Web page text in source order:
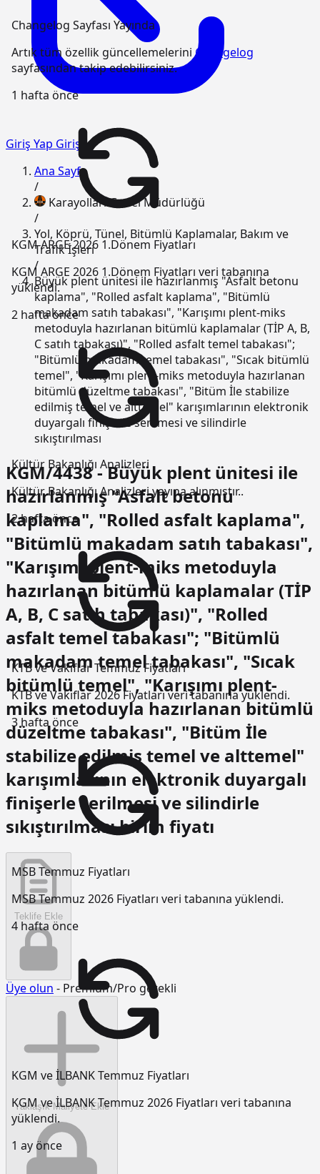
Changelog Sayfası Yayında
Artık tüm özellik güncellemeleriniChangelog
sayfasından takip edebilirsiniz.
1 hafta önce
KGM ARGE 2026 1.Dönem Fiyatları
KGM ARGE 2026 1.Dönem Fiyatları veri tabanına
yüklendi.
2 hafta önce
Kültür Bakanlığı Analizleri
Kültür Bakanlığı Analizleri yayına alınmıştır..
2 hafta önce
KTB ve Vakıflar Temmuz Fiyatları
KTB ve Vakıflar 2026 Fiyatları veri tabanına yüklendi.
3 hafta önce
MSB Temmuz Fiyatları
MSB Temmuz 2026 Fiyatları veri tabanına yüklendi.
4 hafta önce
KGM ve İLBANK Temmuz Fiyatları
KGM ve İLBANK Temmuz 2026 Fiyatları veri tabanına
yüklendi.
1 ay önce
Giriş Yap Giriş
Ana Sayfa
/
Karayolları Genel Müdürlüğü
/
Yol, Köprü, Tünel, Bitümlü Kaplamalar, Bakım ve
Trafik İşleri
/
Büyük plent ünitesi ile hazırlanmış "Asfalt betonu
kaplama", "Rolled asfalt kaplama", "Bitümlü
makadam satıh tabakası", "Karışımı plent-miks
metoduyla hazırlanan bitümlü kaplamalar (TİP A, B,
C satıh tabakası)", "Rolled asfalt temel tabakası";
"Bitümlü makadam temel tabakası", "Sıcak bitümlü
temel", "Karışımı plent-miks metoduyla hazırlanan
bitümlü düzeltme tabakası", "Bitüm İle stabilize
edilmiş temel ve alttemel" karışımlarının elektronik
duyargalı finişerle serilmesi ve silindirle
sıkıştırılması
KGM/4438 - Büyük plent ünitesi ile
hazırlanmış "Asfalt betonu
kaplama", "Rolled asfalt kaplama",
"Bitümlü makadam satıh tabakası",
"Karışımı plent-miks metoduyla
hazırlanan bitümlü kaplamalar (TİP
A, B, C satıh tabakası)", "Rolled
asfalt temel tabakası"; "Bitümlü
makadam temel tabakası", "Sıcak
bitümlü temel", "Karışımı plent-
miks metoduyla hazırlanan bitümlü
düzeltme tabakası", "Bitüm İle
stabilize edilmiş temel ve alttemel"
karışımlarının elektronik duyargalı
finişerle serilmesi ve silindirle
sıkıştırılması birim fiyatı
Teklife Ekle
Üye olun - Premium/Pro gerekli
Yaklaşık Maliyete Ekle